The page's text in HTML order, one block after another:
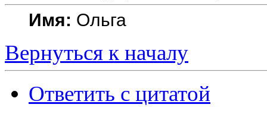
Имя: Ольга
Вернуться к началу
Ответить с цитатой